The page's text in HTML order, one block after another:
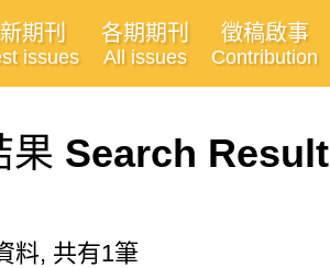
期刊
issues
各期期刊
All issues
徵稿啟事
Contribution
果 Search Result
料, 共有1筆